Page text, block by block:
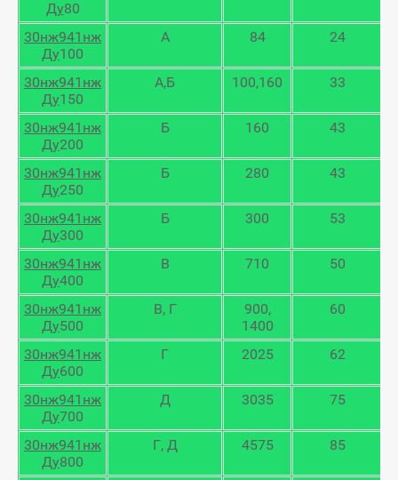
Ду80
30нж941нж
Ду100
А 84 24
30нж941нж
Ду150
А,Б 100,160 33
30нж941нж
Ду200
Б 160 43
30нж941нж
Ду250
Б 280 43
30нж941нж
Ду300
Б 300 53
30нж941нж
Ду400
В 710 50
30нж941нж
Ду500
В, Г
900,
1400
60
30нж941нж
Ду600
Г 2025 62
30нж941нж
Ду700
Д 3035 75
30нж941нж
Ду800
Г, Д 4575 85